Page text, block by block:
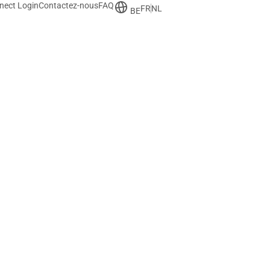
LoginContactez-nousFAQ
BEFRNL